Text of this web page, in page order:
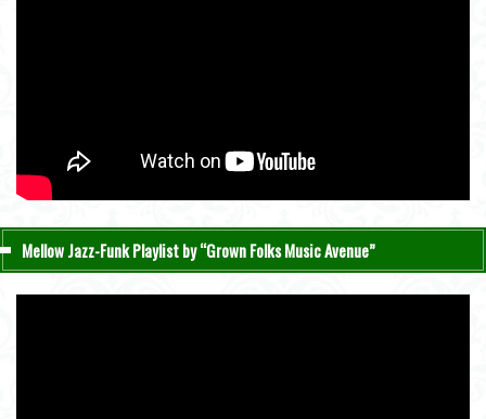
Mellow Jazz-Funk Playlist by “Grown Folks Music Avenue”